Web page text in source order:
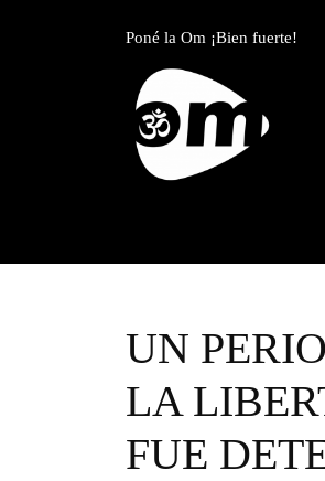
Poné la Om ¡Bien fuerte!
UN
LA
FUE